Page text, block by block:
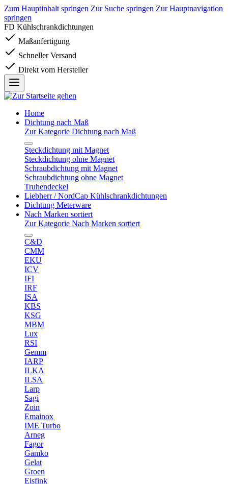
Zum Hauptinhalt springen Zur Suche springen Zur Hauptnavigation
springen
FD Kühlschrankdichtungen
Maßanfertigung
Schneller Versand
Direkt vom Hersteller
Home
Dichtung nach Maß
Zur Kategorie Dichtung nach Maß
Steckdichtung mit Magnet
Steckdichtung ohne Magnet
Schraubdichtung mit Magnet
Schraubdichtung ohne Magnet
Truhendeckel
Liebherr / NordCap Kühlschrankdichtungen
Dichtung Meterware
Nach Marken sortiert
Zur Kategorie Nach Marken sortiert
C&D
CMM
EKU
ICV
IFI
IRF
ISA
KBS
KSG
MBM
Lux
RSI
Gemm
IARP
ILKA
ILSA
Larp
Sagi
Zoin
Emainox
IME Turbo
Arneg
Fagor
Gamko
Gelat
Groen
Eisfink